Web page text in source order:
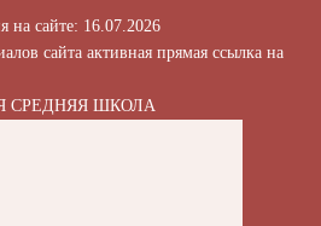
на сайте: 16.07.2026
сайта активная прямая ссылка на
СРЕДНЯЯ ШКОЛА